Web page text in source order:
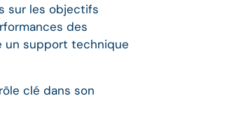
sur les objectifs
des
un support technique
clé dans son